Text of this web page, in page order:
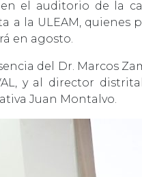
el auditorio de la
a la ULEAM,
en agosto.
del Dr. Marcos
y al director
Juan Montalvo.